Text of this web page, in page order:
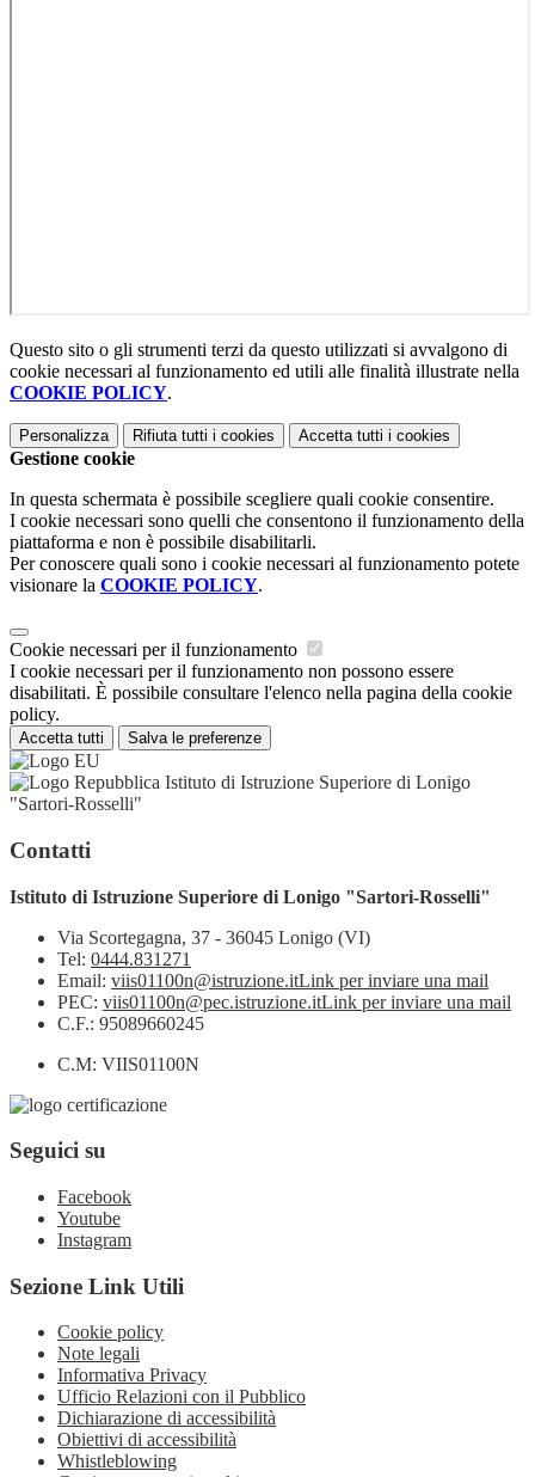
Questo sito o gli strumenti terzi da questo utilizzati si avvalgono di
cookie necessari al funzionamento ed utili alle finalità illustrate nella
COOKIE POLICY.
Personalizza Rifiuta tutti i cookies Accetta tutti i cookies
Gestione cookie
In questa schermata è possibile scegliere quali cookie consentire.
I cookie necessari sono quelli che consentono il funzionamento della
piattaforma e non è possibile disabilitarli.
Per conoscere quali sono i cookie necessari al funzionamento potete
visionare la COOKIE POLICY.
Cookie necessari per il funzionamento
I cookie necessari per il funzionamento non possono essere
disabilitati. È possibile consultare l'elenco nella pagina della cookie
policy.
Accetta tutti Salva le preferenze
Istituto di Istruzione Superiore di Lonigo
"Sartori-Rosselli"
Contatti
Istituto di Istruzione Superiore di Lonigo "Sartori-Rosselli"
Via Scortegagna, 37 - 36045 Lonigo (VI)
Tel: 0444.831271
Email: viis01100n@istruzione.itLink per inviare una mail
PEC: viis01100n@pec.istruzione.itLink per inviare una mail
C.F.: 95089660245
C.M: VIIS01100N
Seguici su
Facebook
Youtube
Instagram
Sezione Link Utili
Cookie policy
Note legali
Informativa Privacy
Ufficio Relazioni con il Pubblico
Dichiarazione di accessibilità
Obiettivi di accessibilità
Whistleblowing